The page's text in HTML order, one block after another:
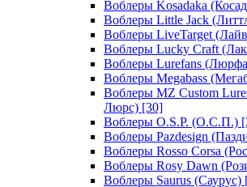
Воблеры Kosadaka
Воблеры Little Jack
Воблеры LiveTarget
Воблеры Lucky Craft
Воблеры Lurefans
Воблеры Megabass
Воблеры MZ Custom
Люрс) [30]
Воблеры O.S.P. (О.С.П.)
Воблеры Pazdesign
Воблеры Rosso Corsa
Воблеры Rosy Dawn
Воблеры Saurus (Саурус)